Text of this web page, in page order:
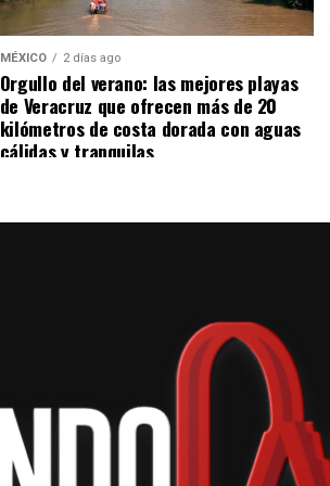
MÉXICO 2 días ago
Orgullo del verano: las mejores playas
de Veracruz que ofrecen más de 20
kilómetros de costa dorada con aguas
cálidas y tranquilas